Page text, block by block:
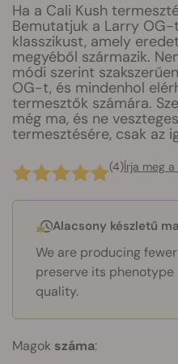
Ha a Cali Kush
Bemutatjuk a Larry
klasszikust, amely
megyéből származik.
módi szerint
OG-t, és mindenhol
termesztők számára.
még ma, és ne
termesztésére, csak az
(4)Írja meg
Alacsony készletű
We are producing
preserve its
quality.
Magok száma: